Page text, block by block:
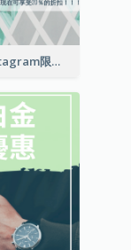
藍綠色Instagram限時動態